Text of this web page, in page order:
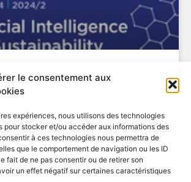
le consentement aux
expériences, nous utilisons des technologies
pour stocker et/ou accéder aux informations des
à ces technologies nous permettra de
que le comportement de navigation ou les ID
fait de ne pas consentir ou de retirer son
un effet négatif sur certaines caractéristiques
of Journal of Innovation Economics and
entitled “Artificial Intelligence